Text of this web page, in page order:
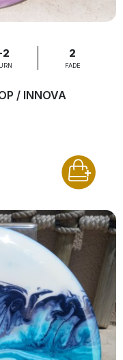
2 2
FADE
/ INNOVA